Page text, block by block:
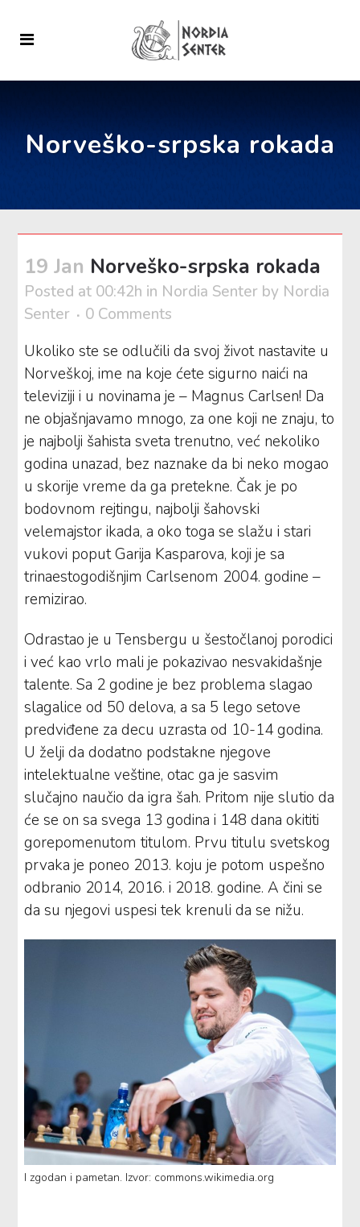
Norveško-srpska rokada
19 Jan Norveško-srpska rokada
Posted at 00:42h in Nordia Senter by Nordia
Senter
0 Comments
Ukoliko ste se odlučili da svoj život nastavite u
Norveškoj, ime na koje ćete sigurno naići na
televiziji i u novinama je – Magnus Carlsen! Da
ne objašnjavamo mnogo, za one koji ne znaju, to
je najbolji šahista sveta trenutno, već nekoliko
godina unazad, bez naznake da bi neko mogao
u skorije vreme da ga pretekne. Čak je po
bodovnom rejtingu, najbolji šahovski
velemajstor ikada, a oko toga se slažu i stari
vukovi poput Garija Kasparova, koji je sa
trinaestogodišnjim Carlsenom 2004. godine –
remizirao.
Odrastao je u Tensbergu u šestočlanoj porodici
i već kao vrlo mali je pokazivao nesvakidašnje
talente. Sa 2 godine je bez problema slagao
slagalice od 50 delova, a sa 5 lego setove
predviđene za decu uzrasta od 10-14 godina.
U želji da dodatno podstakne njegove
intelektualne veštine, otac ga je sasvim
slučajno naučio da igra šah. Pritom nije slutio da
će se on sa svega 13 godina i 148 dana okititi
gorepomenutom titulom. Prvu titulu svetskog
prvaka je poneo 2013. koju je potom uspešno
odbranio 2014, 2016. i 2018. godine. A čini se
da su njegovi uspesi tek krenuli da se nižu.
I zgodan i pametan. Izvor: commons.wikimedia.org